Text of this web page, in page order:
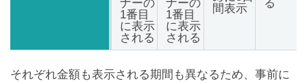
ナーの
1番目
に表示
される
ナーの
1番目
に表示
される
間表示
る
それぞれ金額も表示される期間も異なるため、事前に